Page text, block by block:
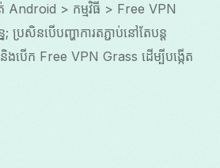
> កម្មវិធី > Free VPN
សិនបើបញ្ហាការតភ្ជាប់នៅតែបន្ត
ក Free VPN Grass ដើម្បីបង្កើត